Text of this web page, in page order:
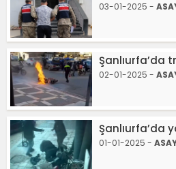
03-01-2025 -
Şanlıurfa’da
02-01-2025 -
Şanlıurfa’da
01-01-2025 -